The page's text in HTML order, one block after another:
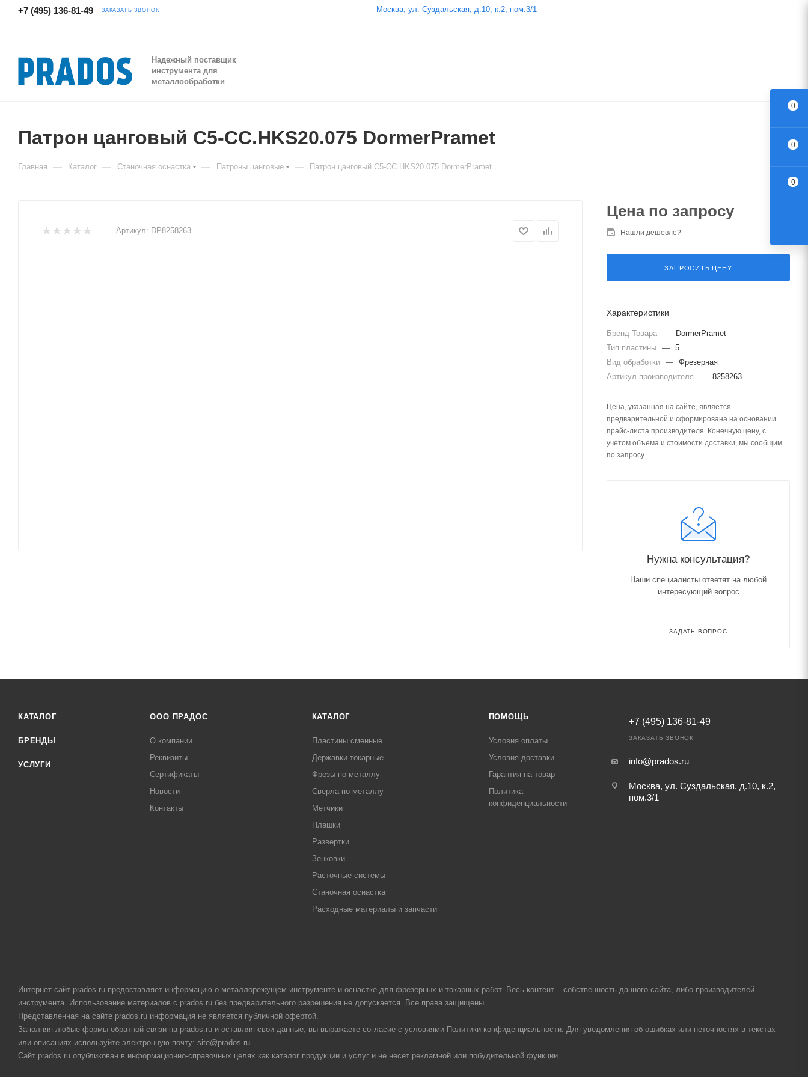
+7 (495) 136-81-49 ЗАКАЗАТЬ ЗВОНОК Москва, ул. Суздальская, д.10, к.2, пом.3/1
Надежный поставщик
инструмента для
металлообработки
Патрон цанговый C5-CC.HKS20.075 DormerPramet
Главная — Каталог — Станочная оснастка — Патроны цанговые — Патрон цанговый C5-CC.HKS20.075 DormerPramet
Артикул: DP8258263
Цена по запросу
Нашли дешевле?
ЗАПРОСИТЬ ЦЕНУ
Характеристики
Бренд Товара —
DormerPramet
Тип пластины — 5
Вид обработки — Фрезерная
Артикул производителя
— 8258263
Цена, указанная на сайте, является
предварительной и сформирована на основании
прайс-листа производителя. Конечную цену, с
учетом объема и стоимости доставки, мы сообщим
по запросу.
Нужна консультация?
Наши специалисты ответят на любой
интересующий вопрос
ЗАДАТЬ ВОПРОС
КАТАЛОГ
БРЕНДЫ
УСЛУГИ
ООО ПРАДОС
О компании
Реквизиты
Сертификаты
Новости
Контакты
КАТАЛОГ
Пластины сменные
Державки токарные
Фрезы по металлу
Сверла по металлу
Метчики
Плашки
Развертки
Зенковки
Расточные системы
Станочная оснастка
Расходные материалы и запчасти
ПОМОЩЬ
Условия оплаты
Условия доставки
Гарантия на товар
Политика
конфиденциальности
+7 (495) 136-81-49
ЗАКАЗАТЬ ЗВОНОК
info@prados.ru
Москва, ул. Суздальская, д.10, к.2,
пом.3/1
Интернет-сайт prados.ru предоставляет информацию о металлорежущем инструменте и оснастке для фрезерных и токарных работ. Весь контент – собственность данного сайта, либо производителей
инструмента. Использование материалов с prados.ru без предварительного разрешения не допускается. Все права защищены.
Представленная на сайте prados.ru информация не является публичной офертой.
Заполняя любые формы обратной связи на prados.ru и оставляя свои данные, вы выражаете согласие с условиями Политики конфиденциальности. Для уведомления об ошибках или неточностях в текстах
или описаниях используйте электронную почту: site@prados.ru.
Сайт prados.ru опубликован в информационно-справочных целях как каталог продукции и услуг и не несет рекламной или побудительной функции.
0
0
0